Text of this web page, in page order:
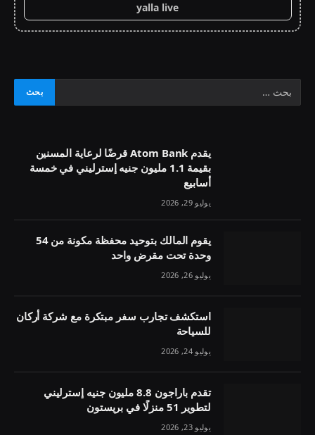
yalla live
يقدم Atom Bank قرضًا لرعاية المسنين
بقيمة 1.1 مليون جنيه إسترليني في خمسة
أسابيع
يوليو 29, 2026
يقوم المالك بتوحيد محفظة مكونة من 54
وحدة تحت مقرض واحد
يوليو 26, 2026
استكشف تجارب سفر مبتكرة مع شركة أركان
للسياحة
يوليو 24, 2026
تقدم باراجون 8.8 مليون جنيه إسترليني
لتطوير 51 منزلًا في بريستون
يوليو 23, 2026